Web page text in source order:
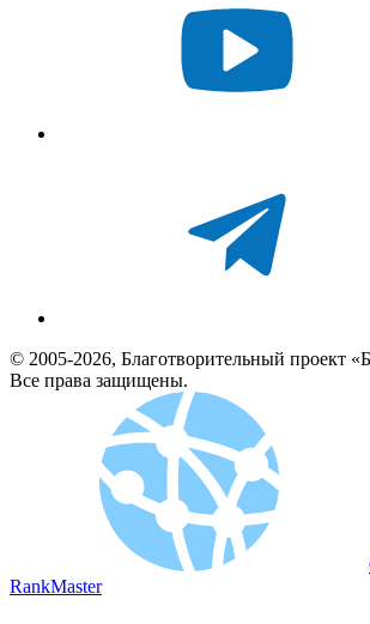
© 2005-2026, Благотворительный проект
Все права защищены.
RankMaster